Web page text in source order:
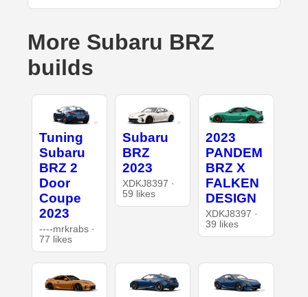
More Subaru BRZ
builds
Tuning
Subaru
BRZ 2
Door
Coupe
2023
----mrkrabs ·
77 likes
Subaru
BRZ
2023
XDKJ8397 ·
59 likes
2023
PANDEM
BRZ X
FALKEN
DESIGN
XDKJ8397 ·
39 likes